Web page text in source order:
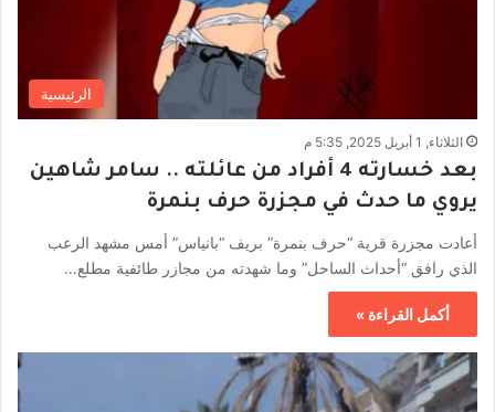
الرئيسية
الثلاثاء, 1 أبريل 2025, 5:35 م
بعد خسارته 4 أفراد من عائلته .. سامر شاهين
يروي ما حدث في مجزرة حرف بنمرة
أعادت مجزرة قرية “حرف بنمرة” بريف “بانياس” أمس مشهد الرعب
الذي رافق “أحداث الساحل” وما شهدته من مجازر طائفية مطلع…
أكمل القراءة »